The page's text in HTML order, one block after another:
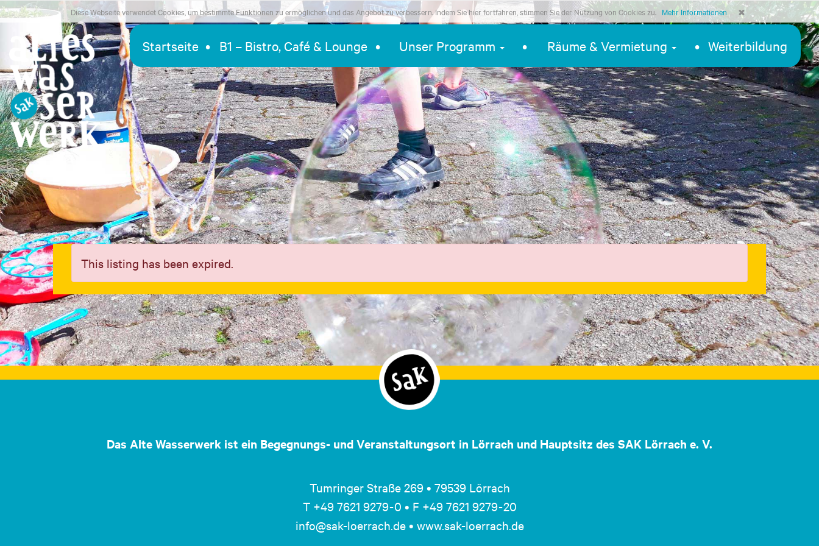
Startseite B1 – Bistro, Café & Lounge Unser Programm Räume & Vermietung Weiterbildung
This listing has been expired.
Das Alte Wasserwerk ist ein Begegnungs- und Veranstaltungsort in Lörrach und Hauptsitz des SAK Lörrach e. V.
Tumringer Straße 269 • 79539 Lörrach
T +49 7621 9279 - 0 • F +49 7621 9279 - 20
info@sak-loerrach.de • www.sak-loerrach.de
Diese Webseite verwendet Cookies, um bestimmte Funktionen zu ermöglichen und das Angebot zu verbessern. Indem Sie hier fortfahren, stimmen Sie der Nutzung von Cookies zu. Mehr Informationen